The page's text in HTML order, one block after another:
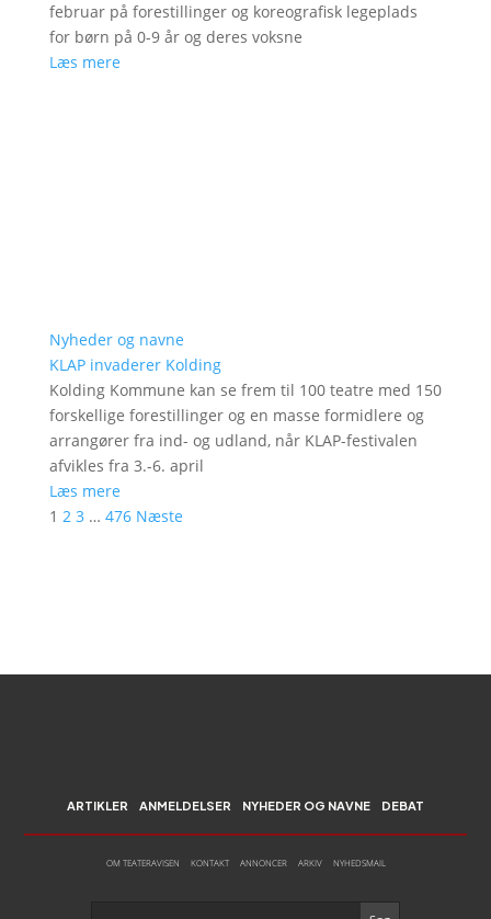
februar på forestillinger og koreografisk legeplads
for børn på 0-9 år og deres voksne
Læs mere
Nyheder og navne
KLAP invaderer Kolding
Kolding Kommune kan se frem til 100 teatre med 150
forskellige forestillinger og en masse formidlere og
arrangører fra ind- og udland, når KLAP-festivalen
afvikles fra 3.-6. april
Læs mere
1 2 3 … 476 Næste
ARTIKLER ANMELDELSER NYHEDER OG NAVNE DEBAT
OM TEATERAVISEN KONTAKT ANNONCER ARKIV NYHEDSMAIL